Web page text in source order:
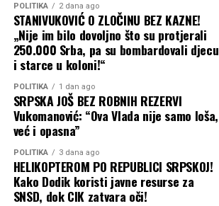
POLITIKA 2 dana ago
STANIVUKOVIĆ O ZLOČINU BEZ KAZNE!
„Nije im bilo dovoljno što su protjerali
250.000 Srba, pa su bombardovali djecu
i starce u koloni!“
POLITIKA 1 dan ago
SRPSKA JOŠ BEZ ROBNIH REZERVI
Vukomanović: “Ova Vlada nije samo loša,
već i opasna”
POLITIKA 3 dana ago
HELIKOPTEROM PO REPUBLICI SRPSKOJ!
Kako Dodik koristi javne resurse za
SNSD, dok CIK zatvara oči!